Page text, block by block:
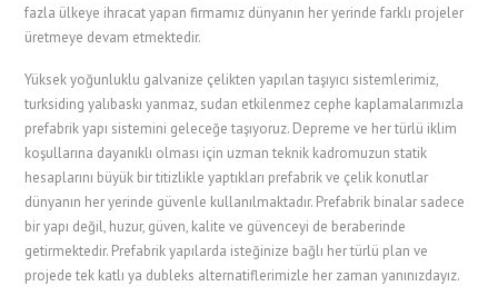
fazla ülkeye ihracat yapan firmamız dünyanın her yerinde farklı projeler
üretmeye devam etmektedir.
Yüksek yoğunluklu galvanize çelikten yapılan taşıyıcı sistemlerimiz,
turksiding yalıbaskı yanmaz, sudan etkilenmez cephe kaplamalarımızla
prefabrik yapı sistemini geleceğe taşıyoruz. Depreme ve her türlü iklim
koşullarına dayanıklı olması için uzman teknik kadromuzun statik
hesaplarını büyük bir titizlikle yaptıkları prefabrik ve çelik konutlar
dünyanın her yerinde güvenle kullanılmaktadır. Prefabrik binalar sadece
bir yapı değil, huzur, güven, kalite ve güvenceyi de beraberinde
getirmektedir. Prefabrik yapılarda isteğinize bağlı her türlü plan ve
projede tek katlı ya dubleks alternatiflerimizle her zaman yanınızdayız.